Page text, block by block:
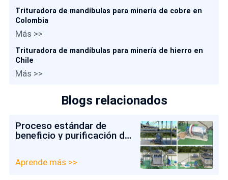
Trituradora de mandíbulas para minería de cobre en
Colombia
Más >>
Trituradora de mandíbulas para minería de hierro en
Chile
Más >>
Blogs relacionados
Proceso estándar de
beneficio y purificación de
Aprende más >>